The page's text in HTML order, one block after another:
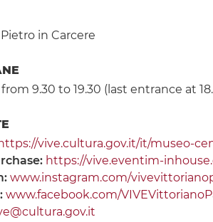
in Carcere
from 9.30 to 19.30 (last entrance at
vive.cultura.gov.it/it/museo-
https://vive.eventim-
www.instagram.com/
www.facebook.com/